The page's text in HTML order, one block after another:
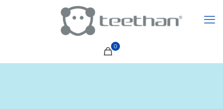
0